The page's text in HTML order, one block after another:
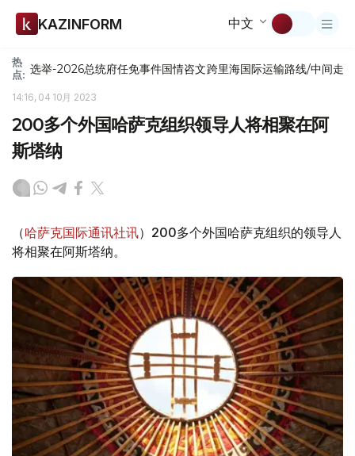
KAZINFORM 中文
热
点: 选举-2026总统府任免事件国情咨文跨里海国际运输路线/中间走廊
14:16, 04 10月 2023
200多个外国哈萨克组织领导人将相聚在阿
斯塔纳
（哈萨克国际通讯社讯）200多个外国哈萨克组织的领导人
将相聚在阿斯塔纳。